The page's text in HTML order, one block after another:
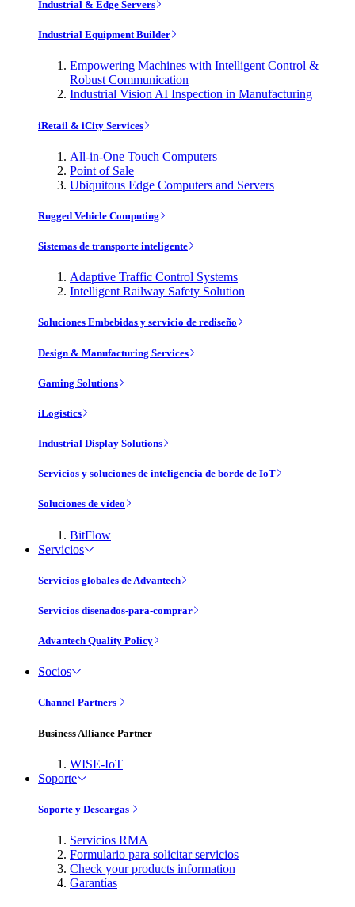
Industrial & Edge Servers
Industrial Equipment Builder
Empowering Machines with Intelligent Control &
Robust Communication
Industrial Vision AI Inspection in Manufacturing
iRetail & iCity Services
All-in-One Touch Computers
Point of Sale
Ubiquitous Edge Computers and Servers
Rugged Vehicle Computing
Sistemas de transporte inteligente
Adaptive Traffic Control Systems
Intelligent Railway Safety Solution
Soluciones Embebidas y servicio de rediseño
Design & Manufacturing Services
Gaming Solutions
iLogistics
Industrial Display Solutions
Servicios y soluciones de inteligencia de borde de IoT
Soluciones de vídeo
BitFlow
Servicios
Servicios globales de Advantech
Servicios disenados-para-comprar
Advantech Quality Policy
Socios
Channel Partners
Business Alliance Partner
WISE-IoT
Soporte
Soporte y Descargas
Servicios RMA
Formulario para solicitar servicios
Check your products information
Garantías